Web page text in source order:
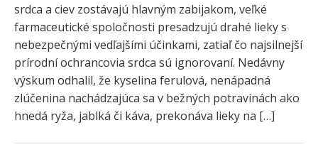
srdca a ciev zostávajú hlavným zabijakom, veľké
farmaceutické spoločnosti presadzujú drahé lieky s
nebezpečnými vedľajšími účinkami, zatiaľ čo najsilnejší
prírodní ochrancovia srdca sú ignorovaní. Nedávny
výskum odhalil, že kyselina ferulová, nenápadná
zlúčenina nachádzajúca sa v bežných potravinách ako
hnedá ryža, jablká či káva, prekonáva lieky na […]